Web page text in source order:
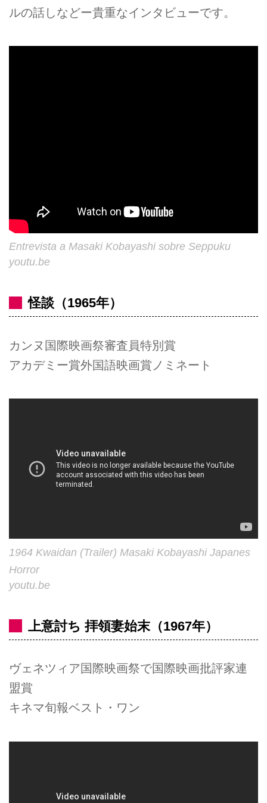
ルの話しなどー貴重なインタビューです。
Entrevista a Masaki Kobayashi sobre Seppuku
youtu.be
怪談（1965年）
カンヌ国際映画祭審査員特別賞
アカデミー賞外国語映画賞ノミネート
1964 Kwaidan (Trailer) Masaki Kobayashi Japanes
Horror
youtu.be
上意討ち 拝領妻始末（1967年）
ヴェネツィア国際映画祭で国際映画批評家連
盟賞
キネマ旬報ベスト・ワン